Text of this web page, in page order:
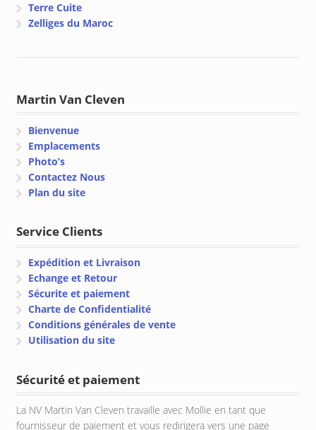
Terre Cuite
Zelliges du Maroc
Martin Van Cleven
Bienvenue
Emplacements
Photo’s
Contactez Nous
Plan du site
Service Clients
Expédition et Livraison
Echange et Retour
Sécurite et paiement
Charte de Confidentialité
Conditions générales de vente
Utilisation du site
Sécurité et paiement
La NV Martin Van Cleven travaille avec Mollie en tant que
fournisseur de paiement et vous redirigera vers une page